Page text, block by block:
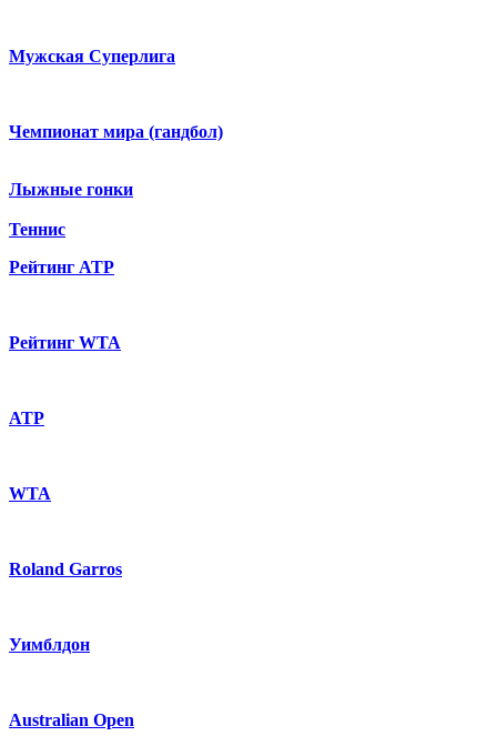
Мужская Суперлига
Чемпионат мира (гандбол)
Лыжные гонки
Теннис
Рейтинг ATP
Рейтинг WTA
ATP
WTA
Roland Garros
Уимблдон
Australian Open